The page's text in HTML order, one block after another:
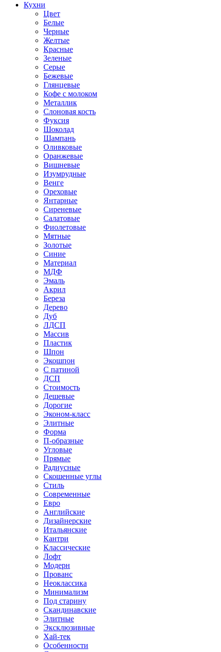
Кухни
Цвет
Белые
Черные
Желтые
Красные
Зеленые
Серые
Бежевые
Глянцевые
Кофе с молоком
Металлик
Слоновая кость
Фуксия
Шоколад
Шампань
Оливковые
Оранжевые
Вишневые
Изумрудные
Венге
Ореховые
Янтарные
Сиреневые
Салатовые
Фиолетовые
Мятные
Золотые
Синие
Материал
МДФ
Эмаль
Акрил
Береза
Дерево
Дуб
ЛДСП
Массив
Пластик
Шпон
Экошпон
С патиной
ДСП
Стоимость
Дешевые
Дорогие
Эконом-класс
Элитные
Форма
П-образные
Угловые
Прямые
Радиусные
Скошенные углы
Стиль
Современные
Евро
Английские
Дизайнерские
Итальянские
Кантри
Классические
Лофт
Модерн
Прованс
Неоклассика
Минимализм
Под старину
Скандинавские
Элитные
Эксклюзивные
Хай-тек
Особенности